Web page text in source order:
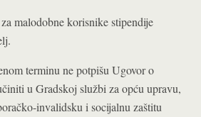
malodobne korisnike stipendije
terminu ne potpišu Ugovor o
u Gradskoj službi za opću upravu,
invalidsku i socijalnu zaštitu